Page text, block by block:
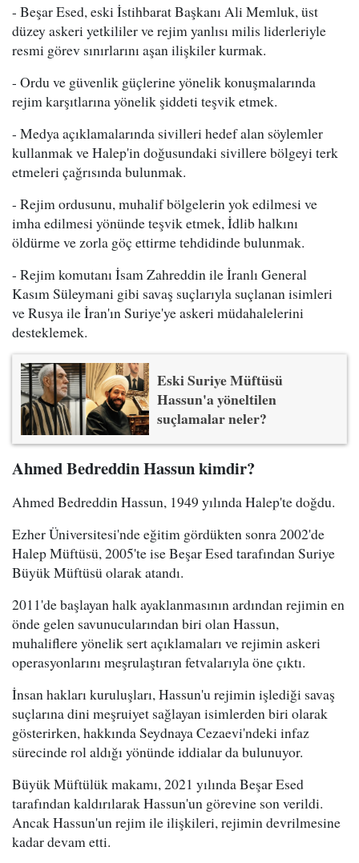
- Beşar Esed, eski İstihbarat Başkanı Ali Memluk, üst
düzey askeri yetkililer ve rejim yanlısı milis liderleriyle
resmi görev sınırlarını aşan ilişkiler kurmak.
- Ordu ve güvenlik güçlerine yönelik konuşmalarında
rejim karşıtlarına yönelik şiddeti teşvik etmek.
- Medya açıklamalarında sivilleri hedef alan söylemler
kullanmak ve Halep'in doğusundaki sivillere bölgeyi terk
etmeleri çağrısında bulunmak.
- Rejim ordusunu, muhalif bölgelerin yok edilmesi ve
imha edilmesi yönünde teşvik etmek, İdlib halkını
öldürme ve zorla göç ettirme tehdidinde bulunmak.
- Rejim komutanı İsam Zahreddin ile İranlı General
Kasım Süleymani gibi savaş suçlarıyla suçlanan isimleri
ve Rusya ile İran'ın Suriye'ye askeri müdahalelerini
desteklemek.
Eski Suriye Müftüsü
Hassun'a yöneltilen
suçlamalar neler?
Ahmed Bedreddin Hassun kimdir?
Ahmed Bedreddin Hassun, 1949 yılında Halep'te doğdu.
Ezher Üniversitesi'nde eğitim gördükten sonra 2002'de
Halep Müftüsü, 2005'te ise Beşar Esed tarafından Suriye
Büyük Müftüsü olarak atandı.
2011'de başlayan halk ayaklanmasının ardından rejimin en
önde gelen savunucularından biri olan Hassun,
muhaliflere yönelik sert açıklamaları ve rejimin askeri
operasyonlarını meşrulaştıran fetvalarıyla öne çıktı.
İnsan hakları kuruluşları, Hassun'u rejimin işlediği savaş
suçlarına dini meşruiyet sağlayan isimlerden biri olarak
gösterirken, hakkında Seydnaya Cezaevi'ndeki infaz
sürecinde rol aldığı yönünde iddialar da bulunuyor.
Büyük Müftülük makamı, 2021 yılında Beşar Esed
tarafından kaldırılarak Hassun'un görevine son verildi.
Ancak Hassun'un rejim ile ilişkileri, rejimin devrilmesine
kadar devam etti.